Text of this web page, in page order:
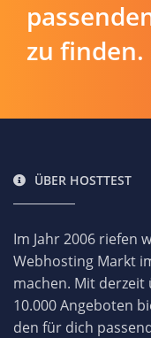
zu finden.
ÜBER HOSTTEST
Im Jahr 2006 riefen
Webhosting Markt
machen. Mit
10.000 Angeboten
den für dich